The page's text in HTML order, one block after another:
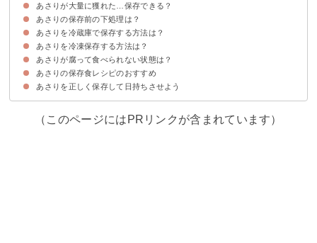
あさりが大量に獲れた…保存できる？
あさりの保存前の下処理は？
あさりの保存前に砂出しが必要な理由
あさりの砂出しのやり方
あさりの砂だしを時短する方法
あさりを冷蔵庫で保存する方法は？
あさりを冷蔵庫で保存する方法・手順
冷蔵保存したあさりの保存期間
あさりを冷凍保存する方法は？
あさりを冷凍保存する方法・手順
冷凍保存したあさりの保存期間
冷凍あさりの解凍するコツ
あさりが腐って食べられない状態は？
腐ったあさりの特徴
あさりの保存食レシピのおすすめ
①あさりのしぐれ煮
②あさりの炊き込みご飯
あさりを正しく保存して日持ちさせよう
（このページにはPRリンクが含まれています）